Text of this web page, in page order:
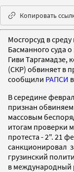
Копировать
Мосгорсуд в
Басманного суда
Гиви Таргамадзе,
(СКР) обвиняет в
сообщили РАПСИ
В середине
признан
массовым
итогам проверки
протеста - 2". 21
санкционировал
грузинский
в международный